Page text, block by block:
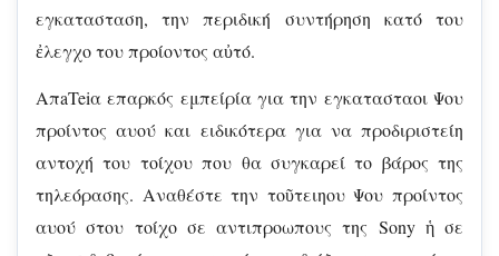
εγκατασταση, την περιδική συντήρηση κατό του
ἐλεγχο του προίοντος αὐτό.
AπaTeiα επαρκός εμπείρία για την εγκατασταοι Ψου
προίντος αυού και ειδικότερα για να προδιριστείη
αντοχή του τοίχου που θα συγκαρεί το βάρος της
τηλεόρασης. Αναθέστε την τοῦτειηου Ψου προίντος
αυού στου τοίχο σε αντιπροωπους της Sony ἡ σε